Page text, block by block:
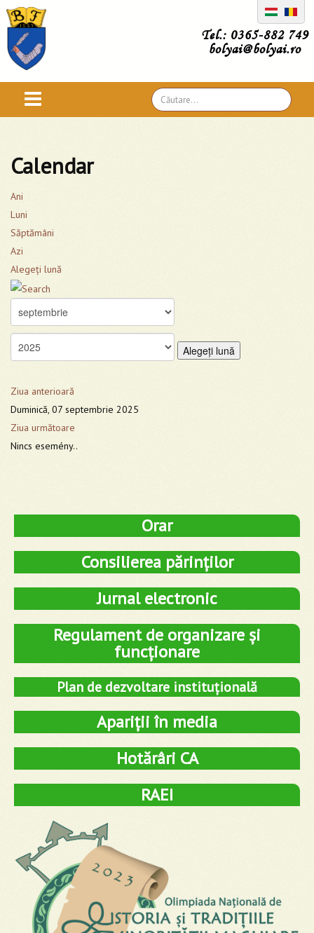
Tel.: 0365-882 749
bolyai@bolyai.ro
Căutare
...
Calendar
Ani
Luni
Săptămâni
Azi
Alegeţi lună
Alegeţi lună
Ziua anterioară
Duminică, 07 septembrie 2025
Ziua următoare
Nincs esemény..
Orar
Consilierea părinților
Jurnal electronic
Regulament de organizare și
funcționare
Plan de dezvoltare instituțională
Apariții în media
Hotărâri CA
RAEI